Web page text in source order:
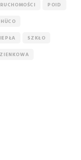
POID
SZKŁO